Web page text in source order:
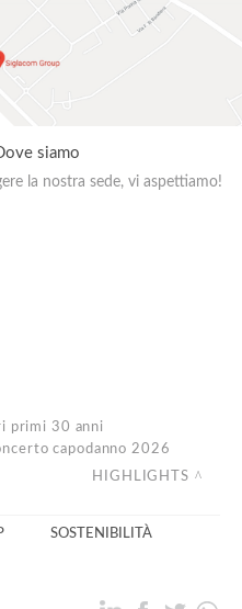
siamo
la nostra sede, vi aspettiamo!
primi 30 anni
capodanno 2026
HIGHLIGHTS
SOSTENIBILITÀ